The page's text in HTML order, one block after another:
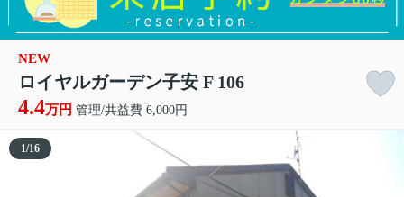
NEW
ロイヤルガーデン子安 F 106
4.4万円 管理/共益費 6,000円
1/16